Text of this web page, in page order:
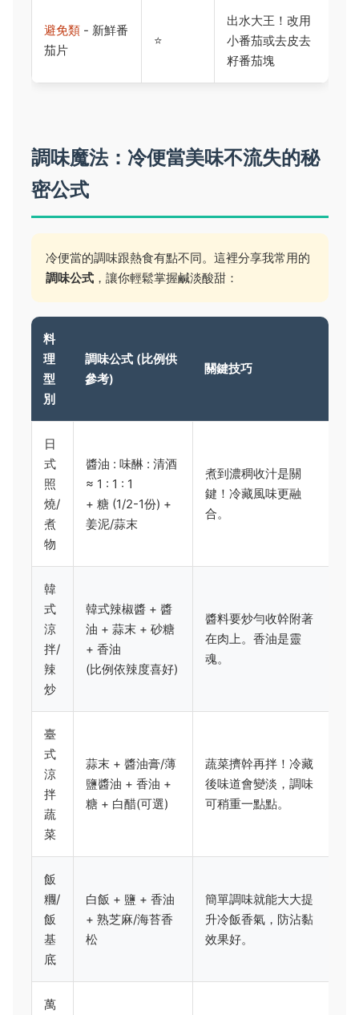
避免類- 新鮮番
茄片
⭐
出水大王！改用
小番茄或去皮去
籽番茄塊
調味魔法：冷便當美味不流失的秘
密公式
冷便當的調味跟熱食有點不同。這裡分享我常用的
調味公式，讓你輕鬆掌握鹹淡酸甜：
料
理
型
別
調味公式 (比例供
參考)
關鍵技巧
日
式
照
燒/
煮
物
醬油 : 味醂 : 清酒
≈ 1 : 1 : 1
+ 糖 (1/2-1份) +
姜泥/蒜末
煮到濃稠收汁是關
鍵！冷藏風味更融
合。
韓
式
涼
拌/
辣
炒
韓式辣椒醬 + 醬
油 + 蒜末 + 砂糖
+ 香油
(比例依辣度喜好)
醬料要炒勻收幹附著
在肉上。香油是靈
魂。
臺
式
涼
拌
蔬
菜
蒜末 + 醬油膏/薄
鹽醬油 + 香油 +
糖 + 白醋(可選)
蔬菜擠幹再拌！冷藏
後味道會變淡，調味
可稍重一點點。
飯
糰/
飯
基
底
白飯 + 鹽 + 香油
+ 熟芝麻/海苔香
松
簡單調味就能大大提
升冷飯香氣，防沾黏
效果好。
萬